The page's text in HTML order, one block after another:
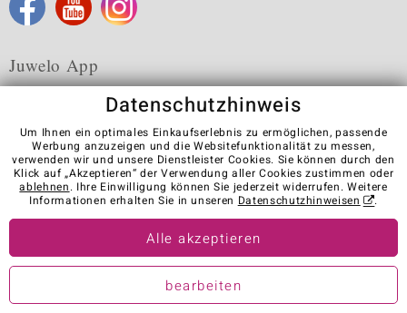
Juwelo App
Karriere AGB Datenschutz Cookies
Impressum
Kontakt
Vertrag widerrufen
Visit our stores in other countries:
© Juwelo Deutschland GmbH (ein Tochterunternehmen der elumeo
SE)
Datenschutzhinweis
Um Ihnen ein optimales Einkaufserlebnis zu ermöglichen, passende
Werbung anzuzeigen und die Websitefunktionalität zu messen,
verwenden wir und unsere Dienstleister Cookies. Sie können durch den
Klick auf „Akzeptieren“ der Verwendung aller Cookies zustimmen oder
ablehnen. Ihre Einwilligung können Sie jederzeit widerrufen. Weitere
Informationen erhalten Sie in unseren Datenschutzhinweisen .
Alle akzeptieren
bearbeiten